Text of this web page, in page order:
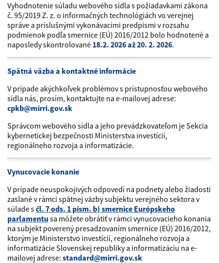
Vyhodnotenie súladu webového sídla s požiadavkami zákona
č. 95/2019 Z. z. o informačných technológiách vo verejnej
správe a príslušnými vykonávacími predpismi v rozsahu
podmienok podľa smernice (EÚ) 2016/2012 bolo hodnotené a
naposledy skontrolované 18.2. 2026 až 20. 2. 2026.
Spätná väzba a kontaktné informácie
V prípade akýchkoľvek problémov s prístupnosťou webového
sídla nás, prosím, kontaktujte na e-mailovej adrese:
cpkb@mirri.gov.sk
Správcom webového sídla a jeho prevádzkovateľom je Sekcia
kybernetickej bezpečnosti Ministerstva investícií,
regionálneho rozvoja a informatizácie.
Vynucovacie konanie
V prípade neuspokojivých odpovedí na podnety alebo žiadosti
zaslané v rámci spätnej väzby subjektu verejného sektora v
súlade sčl. 7 ods. 1 písm. b) smernice Európskeho
parlamentu sa môžete obrátiť v rámci vynucovacieho konania
na subjekt poverený presadzovaním smernice (EÚ) 2016/2012,
ktorým je Ministerstvo investícií, regionálneho rozvoja a
informatizácie Slovenskej republiky a informatizáciu na e-
mailovej adrese: standard@mirri.gov.sk